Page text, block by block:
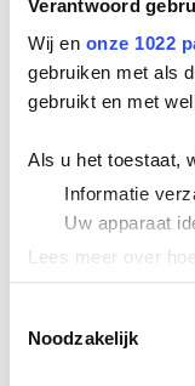
Verantwoord
Wij en onze 1022
gebruiken met als
gebruikt en met
Als u het toestaat,
Informatie
Uw apparaat
Lees meer over
We gebruiken
Noodzakelijk